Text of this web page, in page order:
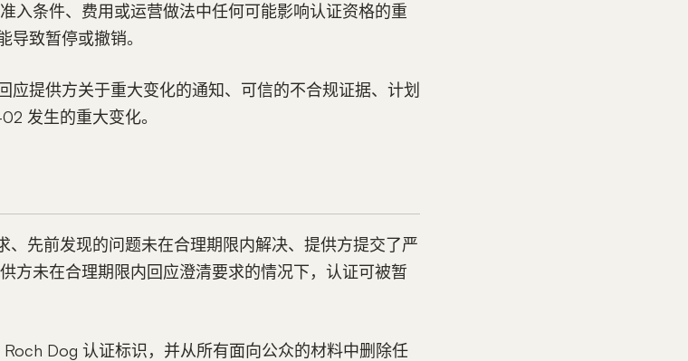
入条件、费用或运营做法中任何可能影响认证资格的重
致暂停或撤销。
应提供方关于重大变化的通知、可信的不合规证据、计划
发生的重大变化。
、先前发现的问题未在合理期限内解决、提供方提交了严
方未在合理期限内回应澄清要求的情况下，认证可被暂
Dog 认证标识，并从所有面向公众的材料中删除任